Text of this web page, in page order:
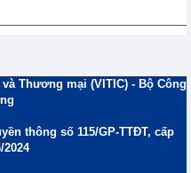
Thương mại (VITIC) - Bộ Công
thông số 115/GP-TTĐT, cấp
2024